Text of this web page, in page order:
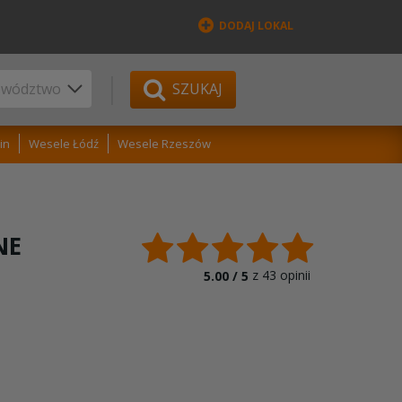
DODAJ LOKAL
SZUKAJ
Wesele Łódź Wesele Rzeszów
5.00 / 5 z 43 opinii